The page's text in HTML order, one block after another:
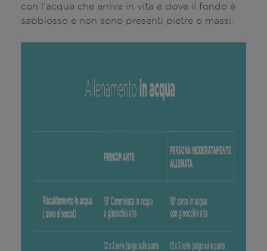
con l’acqua che arriva in vita e dove il fondo è
sabbiosso e non sono presenti pietre o massi.